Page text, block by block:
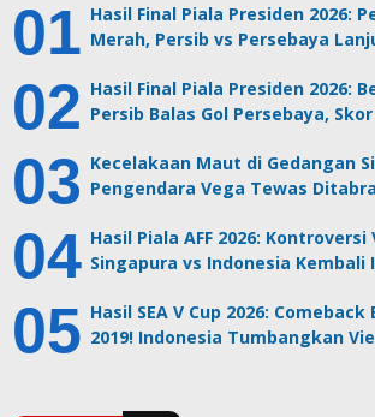
Hasil Final Piala Presiden 2026:
Merah, Persib vs Persebaya
Hasil Final Piala Presiden 2026:
Persib Balas Gol Persebaya,
Kecelakaan Maut di Gedangan
Pengendara Vega Tewas
Hasil Piala AFF 2026: Kontroversi
Singapura vs Indonesia Kembali
Hasil SEA V Cup 2026:
2019! Indonesia Tumbangkan